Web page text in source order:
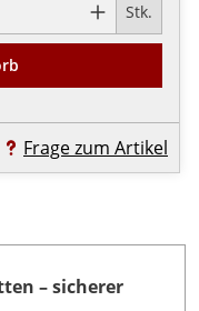
Stk.
Frage zum Artikel
– sicherer